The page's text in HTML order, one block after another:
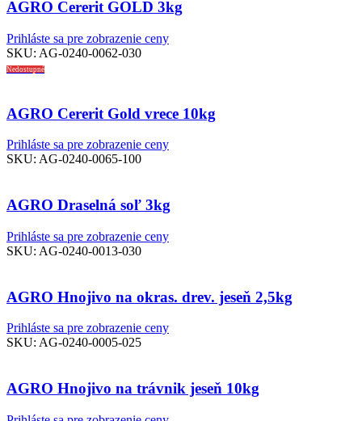
AGRO Cererit GOLD 3kg
Prihláste sa pre zobrazenie ceny
SKU: AG-0240-0062-030
Nedostupné
AGRO Cererit Gold vrece 10kg
Prihláste sa pre zobrazenie ceny
SKU: AG-0240-0065-100
AGRO Draselná soľ 3kg
Prihláste sa pre zobrazenie ceny
SKU: AG-0240-0013-030
AGRO Hnojivo na okras. drev. jeseň 2,5kg
Prihláste sa pre zobrazenie ceny
SKU: AG-0240-0005-025
AGRO Hnojivo na trávnik jeseň 10kg